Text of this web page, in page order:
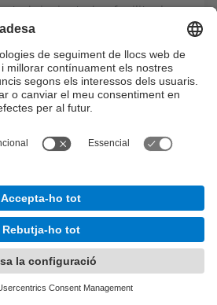
i orientada a facilitar la
de negoci. Més enllà de la
de referència, es
articles concrets i
per a cadascun dels blocs
haurà de llegir-los i
en els moments
aplicar aquests a la
en les sessions de projecte.